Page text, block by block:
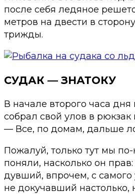
после себя ледяное
метров на двести в
трижды.
СУДАК — ЗНАТОКУ
В начале второго часа
собрал свой улов в рюкзак
— Все, по домам, дальше
Пожалуй, только тут мы
поняли, насколько он
дувший, впрочем, с самого
не докучавший настолько,